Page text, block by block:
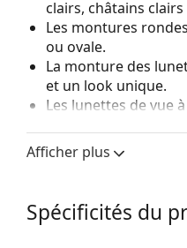
clairs, châtains
Les montures
ou ovale.
La monture des
et un look unique.
Les lunettes de vue
votre style grâce à
fait qu'elles
Les plaquettes de
lunettes. Les
Afficher plus
Spécificités du